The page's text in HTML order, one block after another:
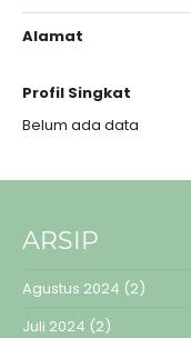
Alamat
Profil Singkat
Belum ada data
ARSIP
Agustus 2024 (2)
Juli 2024 (2)